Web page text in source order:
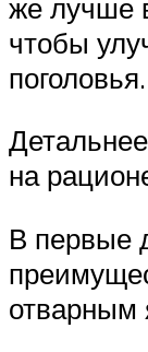
же лучше
чтобы
поголовья.
на
В первые
отварным